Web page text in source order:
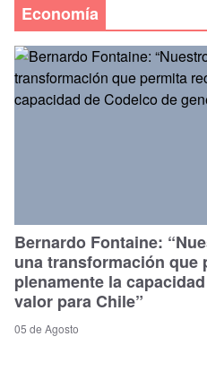
Economía
Bernardo Fontaine:
una transformación que
plenamente la
valor para Chile”
05 de Agosto